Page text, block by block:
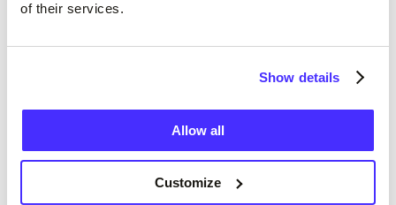
of their services.
Show details
Allow all
Customize
вверх, чтобы чип находился спереди (см. схему
Большинство банкоматов в Великобритании
удерживают вашу карту до тех пор, пока вы не